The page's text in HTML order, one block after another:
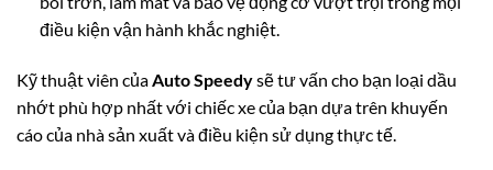
điều kiện vận hành khắc nghiệt.
Kỹ thuật viên củaAuto Speedysẽ tư vấn cho bạn loại dầu
nhớt phù hợp nhất với chiếc xe của bạn dựa trên khuyến
cáo của nhà sản xuất và điều kiện sử dụng thực tế.